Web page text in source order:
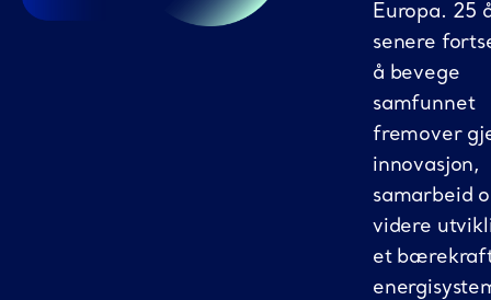
Europa. 25
senere
å bevege
samfunnet
fremover
innovasjon,
samarbeid
videre
et